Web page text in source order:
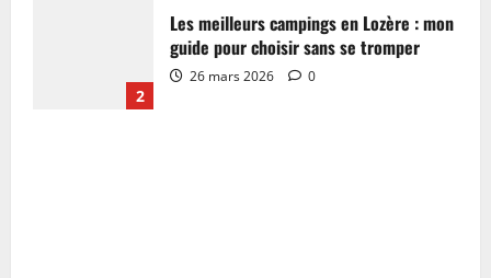
2
Les meilleurs campings en Lozère : mon
guide pour choisir sans se tromper
26 mars 2026 0